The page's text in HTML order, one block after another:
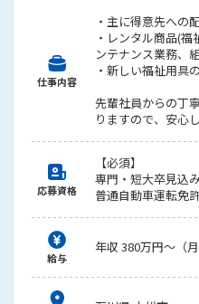
仕事内容
・主に得意先への
・レンタル商品(
ンテナンス業務、
・新しい福祉用具
先輩社員からの丁
りますので、安心
応募資格
【必須】
専門・短大卒見込
普通自動車運転免
給与
年収 380万円～（月